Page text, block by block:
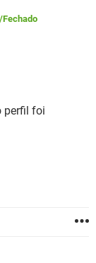
/Fechado
perfil foi